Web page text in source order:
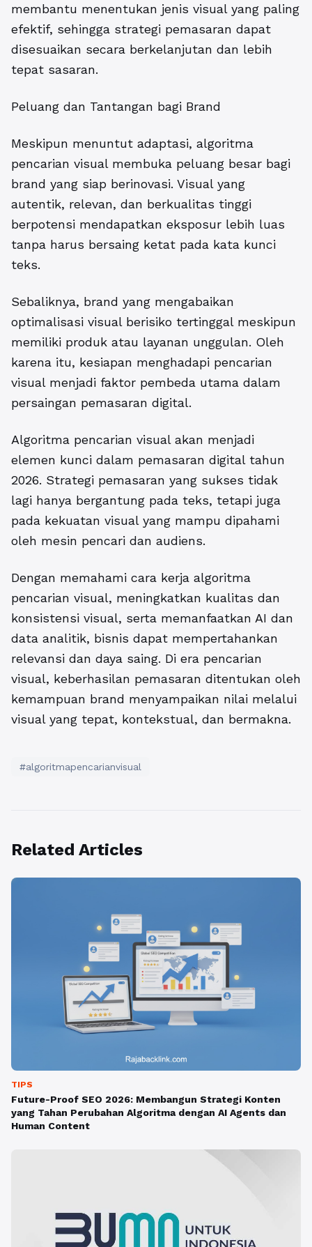
membantu menentukan jenis visual yang paling
efektif, sehingga strategi pemasaran dapat
disesuaikan secara berkelanjutan dan lebih
tepat sasaran.
Peluang dan Tantangan bagi Brand
Meskipun menuntut adaptasi, algoritma
pencarian visual membuka peluang besar bagi
brand yang siap berinovasi. Visual yang
autentik, relevan, dan berkualitas tinggi
berpotensi mendapatkan eksposur lebih luas
tanpa harus bersaing ketat pada kata kunci
teks.
Sebaliknya, brand yang mengabaikan
optimalisasi visual berisiko tertinggal meskipun
memiliki produk atau layanan unggulan. Oleh
karena itu, kesiapan menghadapi pencarian
visual menjadi faktor pembeda utama dalam
persaingan pemasaran digital.
Algoritma pencarian visualakan menjadi
elemen kunci dalam pemasaran digital tahun
2026. Strategi pemasaran yang sukses tidak
lagi hanya bergantung pada teks, tetapi juga
pada kekuatan visual yang mampu dipahami
oleh mesin pencari dan audiens.
Dengan memahami cara kerja algoritma
pencarian visual, meningkatkan kualitas dan
konsistensi visual, serta memanfaatkan AI dan
data analitik, bisnis dapat mempertahankan
relevansi dan daya saing. Di era pencarian
visual, keberhasilan pemasaran ditentukan oleh
kemampuan brand menyampaikan nilai melalui
visual yang tepat, kontekstual, dan bermakna.
#algoritmapencarianvisual
Related Articles
TIPS
Future-Proof SEO 2026: Membangun Strategi Konten
yang Tahan Perubahan Algoritma dengan AI Agents dan
Human Content